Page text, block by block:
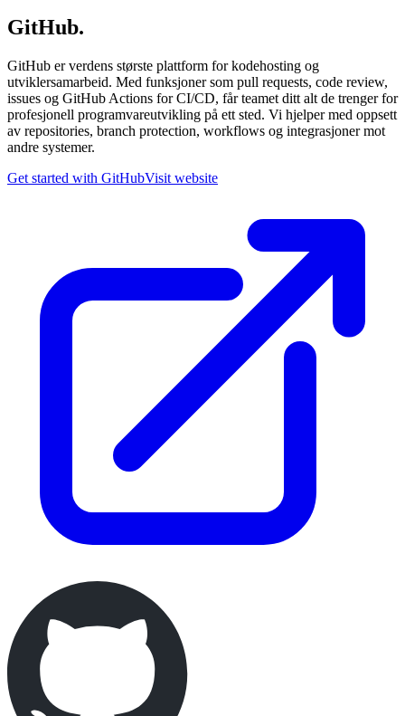
GitHub.
GitHub er verdens største plattform for kodehosting og
utviklersamarbeid. Med funksjoner som pull requests, code review,
issues og GitHub Actions for CI/CD, får teamet ditt alt de trenger for
profesjonell programvareutvikling på ett sted. Vi hjelper med oppsett
av repositories, branch protection, workflows og integrasjoner mot
andre systemer.
Get started with GitHubVisit website